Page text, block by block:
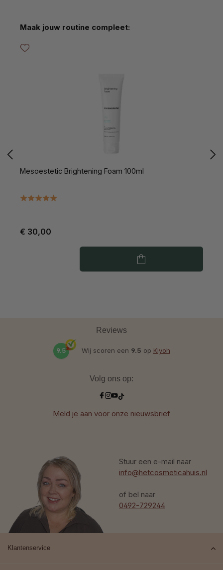
Productgalerij overslaan
Maak jouw routine compleet:
Mesoestetic Brightening Foam 100ml
€ 30,00
Stuur een e-mail naar
info@hetcosmeticahuis.nl
of bel naar
0492-729244
Reviews
9.5 Wij scoren een 9.5 op Kiyoh
Volg ons op:
Meld je aan voor onze nieuwsbrief
Klantenservice